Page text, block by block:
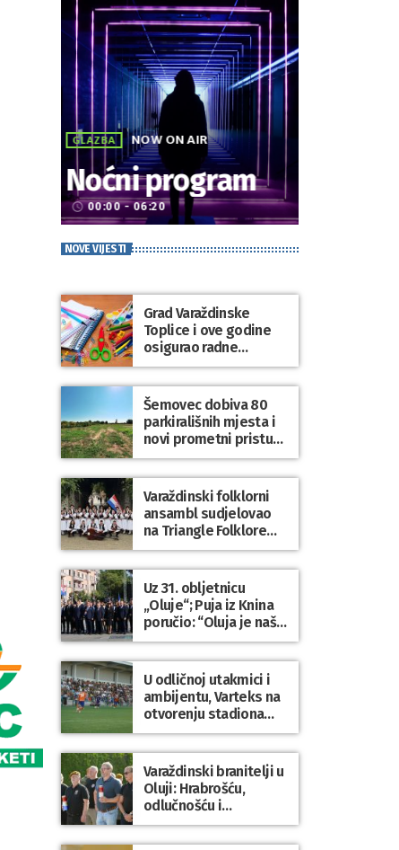
GLAZBA NOW ON AIR
Noćni program
access_time 00:00 - 06:20
NOVE VIJESTI
Grad Varaždinske
Toplice i ove godine
osigurao radne
bilježnice i dodatni
obrazovni materijal za
sve osnovnoškolce
Šemovec dobiva 80
parkirališnih mjesta i
novi prometni pristup
groblju
Varaždinski folklorni
ansambl sudjelovao
na Triangle Folklore
Festivalu u Danskoj
Uz 31. obljetnicu
„Oluje“; Puja iz Knina
poručio: “Oluja je naša
najveća pobjeda,
simbol slobode i
zajedništva!”
U odličnoj utakmici i
ambijentu, Varteks na
otvorenju stadiona
odigrao 1:1 s
Mariborom
Varaždinski branitelji u
Oluji: Hrabrošću,
odlučnošću i
zajedništvom do
slobodne Hrvatske!